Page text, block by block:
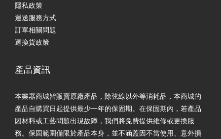
隱私政策
運送服務方式
訂單相關問題
退換貨政策
產品資訊
本樂器商城皆販賣原廠產品，除弦線以外等消耗品，本商城的
產品自購買日起提供最少一年的保固期。在保固期內，若產品
因材料或工藝問題出現故障，我們將免費提供維修或更換服
務。保固範圍僅限於產品本身，並不涵蓋因不當使用、意外損